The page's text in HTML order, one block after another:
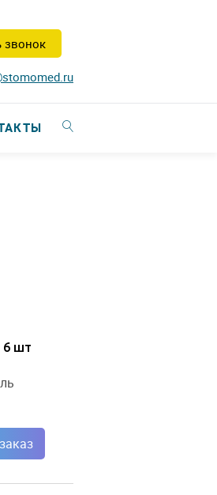
звонок
6 шт